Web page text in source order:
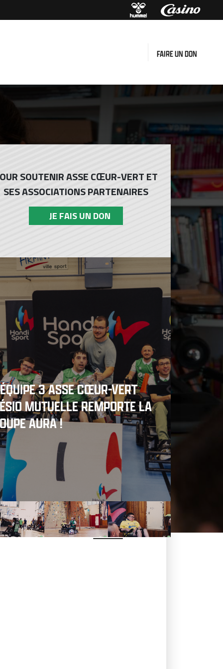
FAIRE UN DON
SOUTENIR ASSE CŒUR-VERT ET
SES ASSOCIATIONS PARTENAIRES
JE FAIS UN DON
3 ASSE CŒUR-VERT
MUTUELLE REMPORTE LA
AURA !